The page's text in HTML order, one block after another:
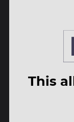
This